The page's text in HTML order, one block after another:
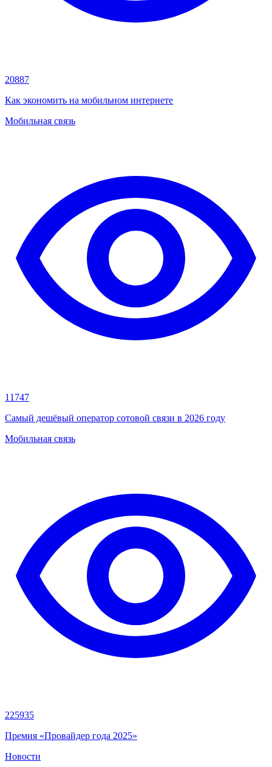
20887
Как экономить на мобильном интернете
Мобильная связь
11747
Самый дешёвый оператор сотовой связи в 2026 году
Мобильная связь
225935
Премия «Провайдер года 2025»
Новости